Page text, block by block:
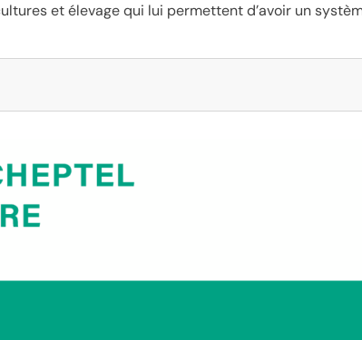
et élevage qui lui permettent d’avoir un